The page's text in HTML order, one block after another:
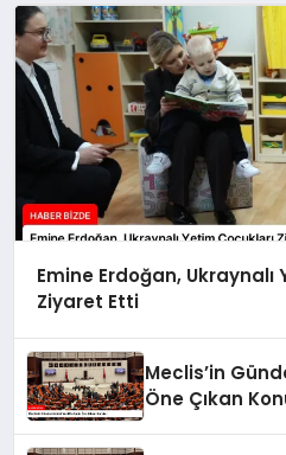
Emine Erdoğan, Ukraynalı
Ziyaret Etti
Meclis’in
Öne Çıkan